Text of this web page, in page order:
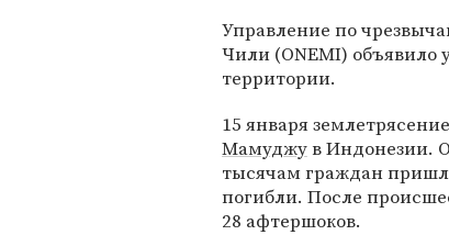
Управление по
Чили (ONEMI) объявило
территории.
15 января
Мамуджув Индонезии.
тысячам граждан
погибли. После
28 афтершоков.